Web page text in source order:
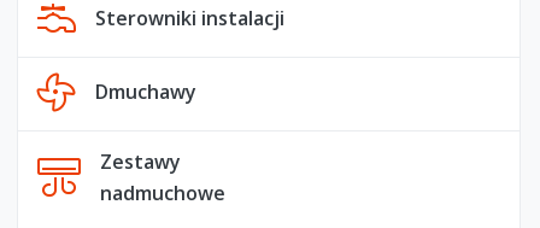
Sterowniki instalacji
Dmuchawy
Zestawy
nadmuchowe